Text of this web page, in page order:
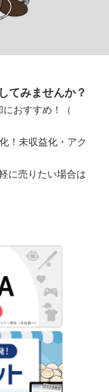
てみませんか？
におすすめ！（
！未収益化・アク
に売りたい場合は